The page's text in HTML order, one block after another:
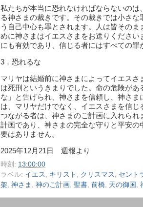
私たちが本当に恐れなければならないの
る神さまの裁きです。その裁きでは小さ
う自己中心も罪とされます。人は皆その
めに神さまはイエスさまをお送りくださ
にも有効であり、信じる者にはすべての罪
3 ．恐れるな
マリヤは結婚前に神さまによってイエス
は死刑というきまりでした。命の危険が
な」と告げられ、神さまを信頼し、神さま
は、マリヤだけでなく、イエスさまを信
つながる者は、神さまのご計画に入れら
計画であり、神さまの完全な守りと平安
要はありません。
2025年12月 21 日 週報より
時刻: 13:00:00
ラベル: イエス キリスト クリスマス セント
架 神さま 神のご計画 聖書 前橋 天の御国